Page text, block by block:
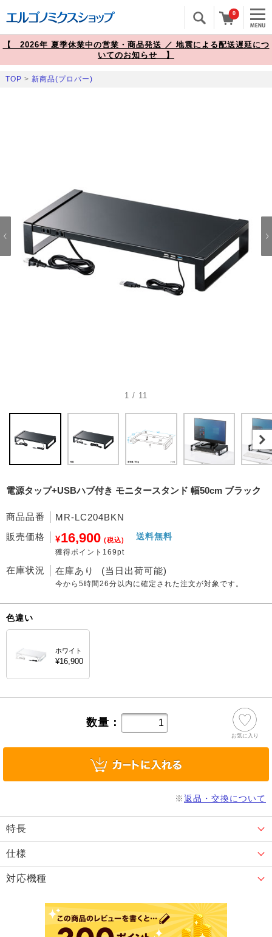
0
【 2026年 夏季休業中の営業・商品発送 ／ 地震による配送遅延につ
いてのお知らせ 】
TOP > 新商品(プロパー)
1 / 11
電源タップ+USBハブ付き モニタースタンド 幅50cm ブラック
商品品番
MR-LC204BKN
販売価格
¥16,900 (税込)
獲得ポイント169pt
送料無料
在庫状況 在庫あり (当日出荷可能)
今から5時間26分 以内に確定された注文が対象です。
色違い
ホワイト
¥16,900
数量：
お気に入り
※返品・交換について
特長
仕様
対応機種